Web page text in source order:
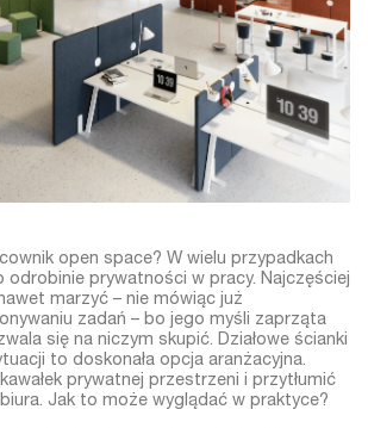
open space? W wielu przypadkach
prywatności w pracy. Najczęściej
marzyć – nie mówiąc już
zadań – bo jego myśli zaprząta
się na niczym skupić. Działowe ścianki
to doskonała opcja aranżacyjna.
prywatnej przestrzeni i przytłumić
Jak to może wyglądać w praktyce?